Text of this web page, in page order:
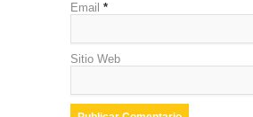
Email *
Sitio Web